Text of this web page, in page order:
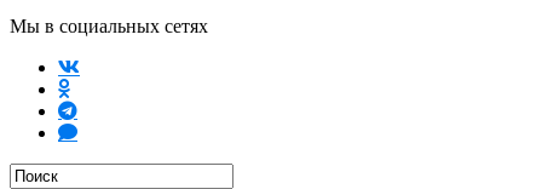
Мы в социальных сетях